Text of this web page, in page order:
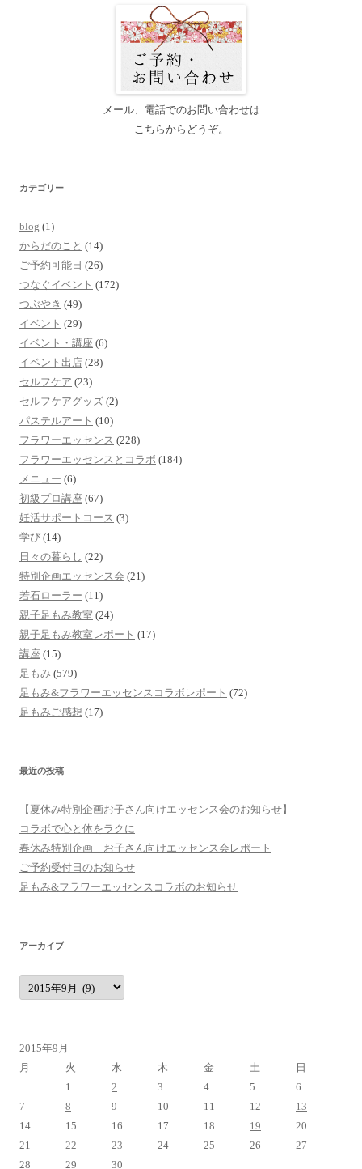
メール、電話でのお問い合わせは
こちらからどうぞ。
カテゴリー
blog (1)
からだのこと (14)
ご予約可能日 (26)
つなぐイベント (172)
つぶやき (49)
イベント (29)
イベント・講座 (6)
イベント出店 (28)
セルフケア (23)
セルフケアグッズ (2)
パステルアート (10)
フラワーエッセンス (228)
フラワーエッセンスとコラボ (184)
メニュー (6)
初級プロ講座 (67)
妊活サポートコース (3)
学び (14)
日々の暮らし (22)
特別企画エッセンス会 (21)
若石ローラー (11)
親子足もみ教室 (24)
親子足もみ教室レポート (17)
講座 (15)
足もみ (579)
足もみ&フラワーエッセンスコラボレポート (72)
足もみご感想 (17)
最近の投稿
【夏休み特別企画お子さん向けエッセンス会のお知らせ】
コラボで心と体をラクに
春休み特別企画 お子さん向けエッセンス会レポート
ご予約受付日のお知らせ
足もみ&フラワーエッセンスコラボのお知らせ
アーカイブ
ア
ー
カ
2015年9月
月
火 水 木 金 土
日
1
2 3 4 5
6
7
8 9 10 11 12
13
14
15 16 17 18 19
20
21
22 23 24 25 26
27
28
29 30